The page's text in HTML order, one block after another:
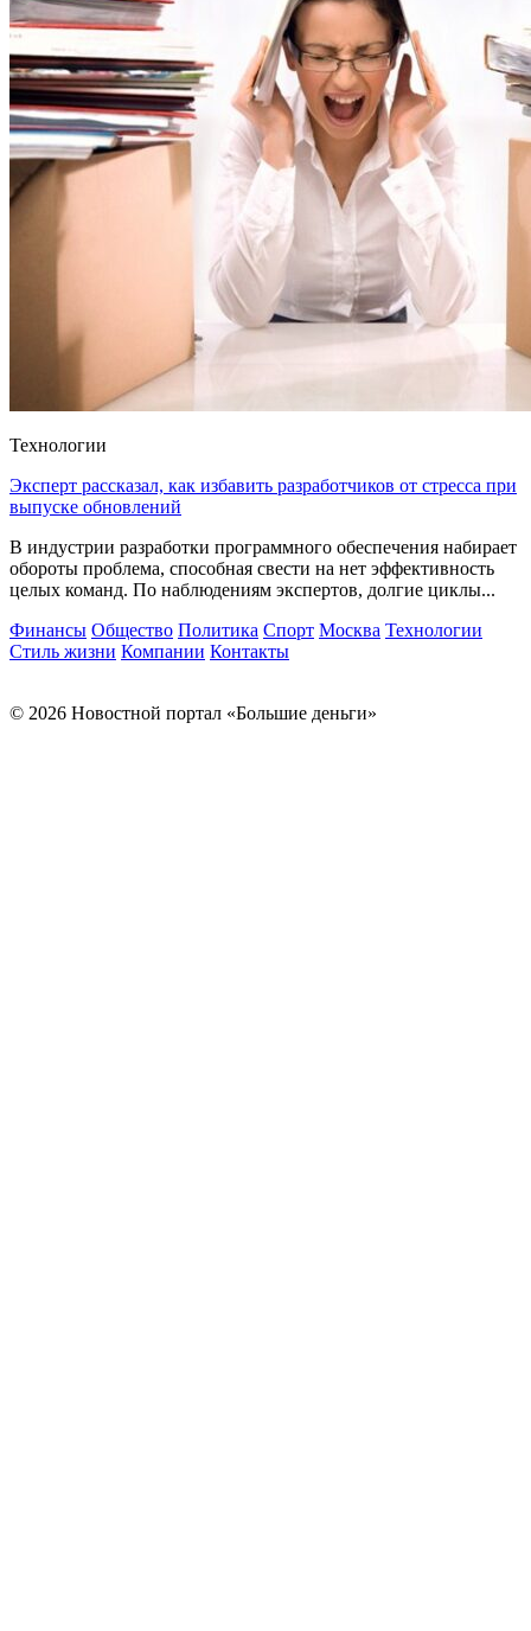
Технологии
Эксперт рассказал, как избавить разработчиков от стресса при
выпуске обновлений
В индустрии разработки программного обеспечения набирает
обороты проблема, способная свести на нет эффективность
целых команд. По наблюдениям экспертов, долгие циклы...
Финансы Общество Политика Спорт Москва Технологии
Стиль жизни Компании Контакты
© 2026 Новостной портал «Большие деньги»